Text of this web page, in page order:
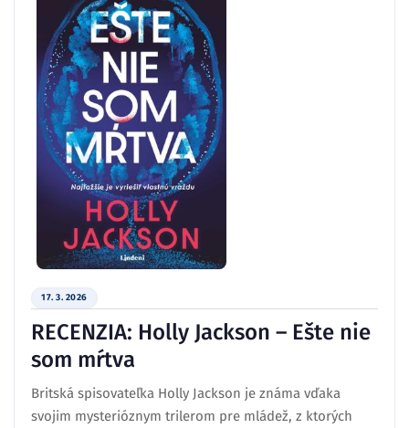
17. 3. 2026
RECENZIA: Holly Jackson – Ešte nie
som mŕtva
Britská spisovateľka Holly Jackson je známa vďaka
svojim mysterióznym trilerom pre mládež, z ktorých